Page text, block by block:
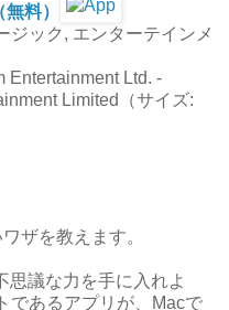
料）
ジック, エンターテインメ
Entertainment Ltd. -
Limited（サイズ:
ザを教えます。
思議な力を手に入れよ
であるアプリが、Macで